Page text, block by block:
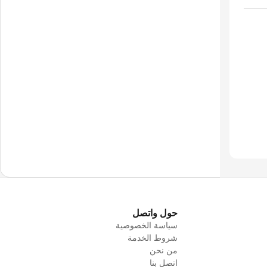
حول واتصل
سياسة الخصوصية
شروط الخدمة
من نحن
اتصل بنا